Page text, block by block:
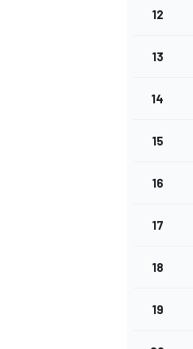
12
13
14
15
16
17
18
19